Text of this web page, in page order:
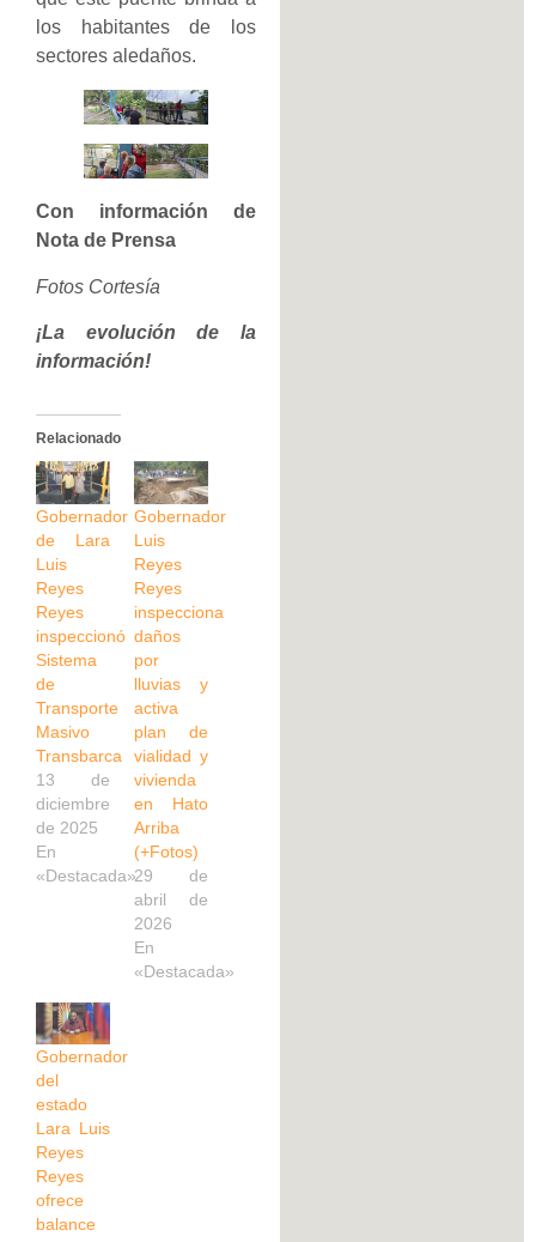
los habitantes de los
sectores aledaños.
Con información de
Nota de Prensa
Fotos Cortesía
¡La evolución de la
información!
Relacionado
Gobernador
de Lara
Luis
Reyes
Reyes
inspeccionó
Sistema
de
Transporte
Masivo
Transbarca
13 de
diciembre
de 2025
En
«Destacada»
Gobernador
Luis
Reyes
Reyes
inspecciona
daños
por
lluvias y
activa
plan de
vialidad y
vivienda
en Hato
Arriba
(+Fotos)
29 de
abril de
2026
En
«Destacada»
Gobernador
del
estado
Lara Luis
Reyes
Reyes
ofrece
balance